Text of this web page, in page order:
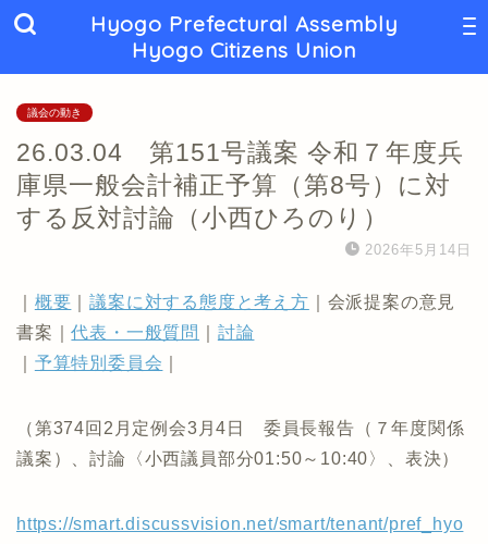
Hyogo Prefectural Assembly
Hyogo Citizens Union
議会の動き
26.03.04 第151号議案 令和７年度兵
庫県一般会計補正予算（第8号）に対
する反対討論（小西ひろのり）
2026年5月14日
概要 ｜議案に対する態度と考え方 ｜会派提案の意見
書案｜代表・一般質問
討論
予算特別委員会
（第374回2月定例会3月4日 委員長報告（７年度関係
議案）、討論〈小西議員部分01:50～10:40〉、表決）
https://smart.discussvision.net/smart/tenant/pref_hyo